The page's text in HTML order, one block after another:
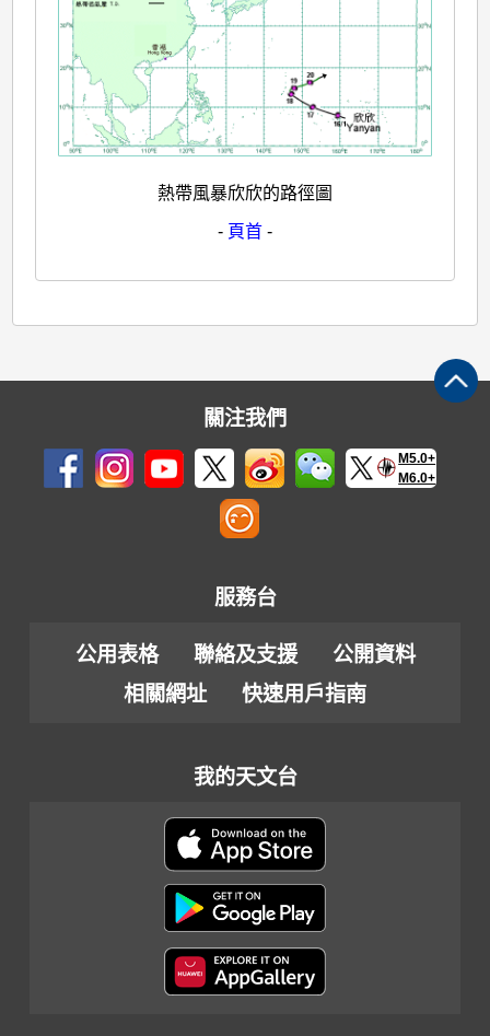
熱帶風暴欣欣的路徑圖
- 頁首 -
關注我們
M5.0+
M6.0+
服務台
公用表格 聯絡及支援
公開資料
相關網址
快速用戶指南
我的天文台